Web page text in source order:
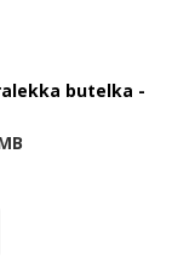
butelka -